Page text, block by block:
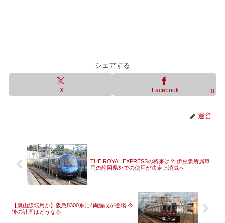
シェアする
X Facebook 0
運営
THE ROYAL EXPRESSの将来は？ 伊豆急所属車
両の静岡県外での使用が法令上消滅へ
【嵐山線転用か】阪急8300系に4両編成が登場 今
後の計画はどうなる